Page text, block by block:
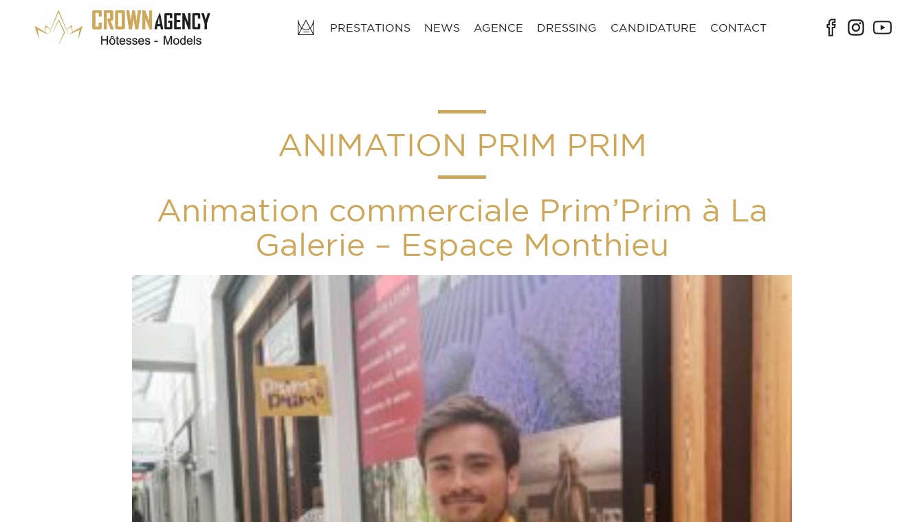
PRESTATIONS NEWS AGENCE DRESSING CANDIDATURE CONTACT
ANIMATION PRIM PRIM
Animation commerciale Prim’Prim à La
Galerie – Espace Monthieu